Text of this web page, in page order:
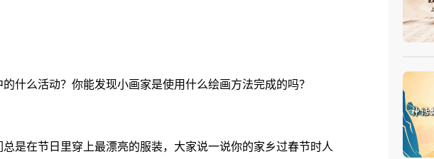
么活动？你能发现小画家是使用什么绘画方法完成的吗？
在节日里穿上最漂亮的服装，大家说一说你的家乡过春节时人